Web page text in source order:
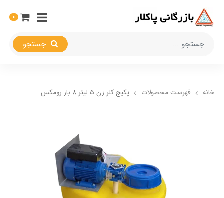
0
خانه فهرست محصولات پکیج کلر زن 5 لیتر 8 بار رومکس